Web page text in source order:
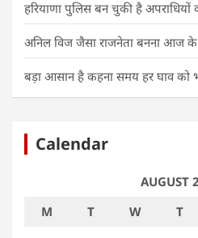
हरियाणा पुलिस बन चुकी है अपराधियों
अनिल विज जैसा राजनेता बनना आज
बड़ा आसान है कहना समय हर घाव को
Calendar
AUGUST
M
T W T